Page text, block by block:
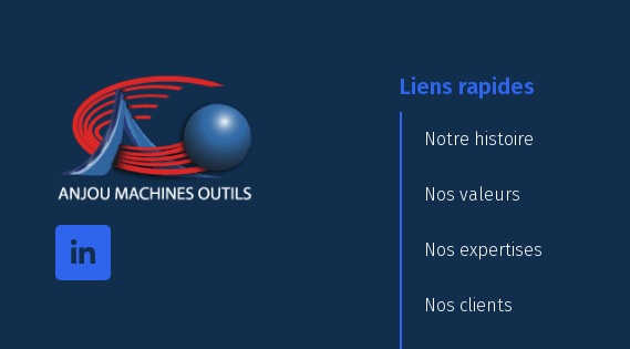
Liens rapides
Notre histoire
Nos valeurs
Nos expertises
Nos clients